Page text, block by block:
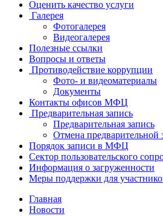
Оценить качество услуги
Галерея
Фотогалерея
Видеогалерея
Полезные ссылки
Вопросы и ответы
Противодействие коррупции
Фото- и видеоматериалы
Документы
Контакты офисов МФЦ
Предварительная запись
Предварительная запись
Отмена предварительной
Порядок записи в МФЦ
Сектор пользовательского
Информация о загруженности
Меры поддержки для
Главная
Новости